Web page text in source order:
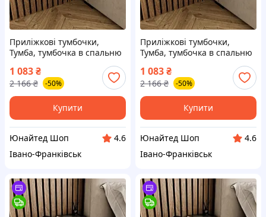
Приліжкові тумбочки,
Тумба, тумбочка в спальню
Сучасна тумба бетон
1 083₴
2 166 ₴ -50%
Купити
Юнайтед Шоп
4.6
Івано-Франківськ
Приліжкові тумбочки,
Тумба, тумбочка в спальню
Сучасна тумба антрацит
1 083₴
2 166 ₴ -50%
Купити
Юнайтед Шоп
4.6
Івано-Франківськ